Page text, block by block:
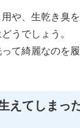
や、生乾き臭
うでしょう。
て綺麗なのを
えてしま